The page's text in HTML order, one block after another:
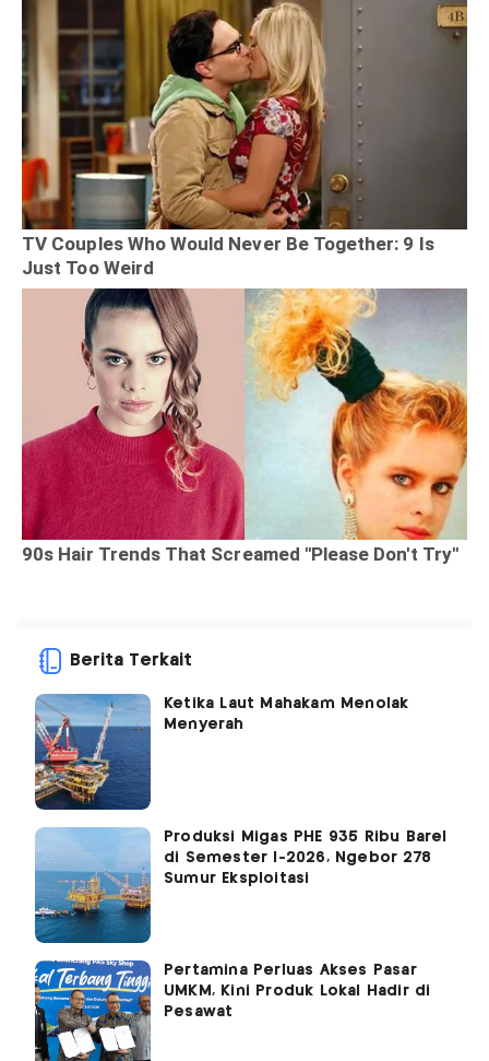
Berita Terkait
Ketika Laut Mahakam Menolak
Menyerah
Produksi Migas PHE 935 Ribu Barel
di Semester I-2026, Ngebor 278
Sumur Eksploitasi
Pertamina Perluas Akses Pasar
UMKM, Kini Produk Lokal Hadir di
Pesawat